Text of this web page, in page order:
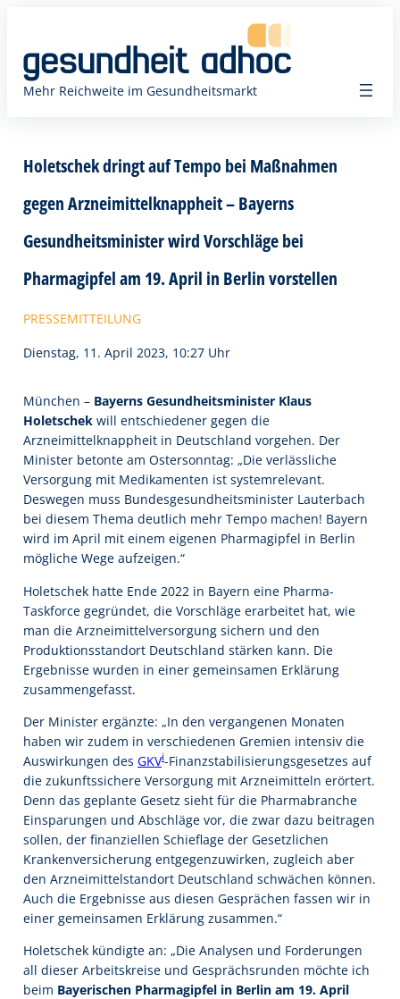
springen
Mehr Reichweite im Gesundheitsmarkt
Holetschek dringt auf Tempo bei Maßnahmen
gegen Arzneimittelknappheit – Bayerns
Gesundheitsminister wird Vorschläge bei
Pharmagipfel am 19. April in Berlin vorstellen
PRESSEMITTEILUNG
Dienstag, 11. April 2023, 10:27 Uhr
München – Bayerns Gesundheitsminister Klaus
Holetschek will entschiedener gegen die
Arzneimittelknappheit in Deutschland vorgehen. Der
Minister betonte am Ostersonntag: „Die verlässliche
Versorgung mit Medikamenten ist systemrelevant.
Deswegen muss Bundesgesundheitsminister Lauterbach
bei diesem Thema deutlich mehr Tempo machen! Bayern
wird im April mit einem eigenen Pharmagipfel in Berlin
mögliche Wege aufzeigen.“
Holetschek hatte Ende 2022 in Bayern eine Pharma-
Taskforce gegründet, die Vorschläge erarbeitet hat, wie
man die Arzneimittelversorgung sichern und den
Produktionsstandort Deutschland stärken kann. Die
Ergebnisse wurden in einer gemeinsamen Erklärung
zusammengefasst.
Der Minister ergänzte: „In den vergangenen Monaten
haben wir zudem in verschiedenen Gremien intensiv die
Auswirkungen des GKVi-Finanzstabilisierungsgesetzes auf
die zukunftssichere Versorgung mit Arzneimitteln erörtert.
Denn das geplante Gesetz sieht für die Pharmabranche
Einsparungen und Abschläge vor, die zwar dazu beitragen
sollen, der finanziellen Schieflage der Gesetzlichen
Krankenversicherung entgegenzuwirken, zugleich aber
den Arzneimittelstandort Deutschland schwächen können.
Auch die Ergebnisse aus diesen Gesprächen fassen wir in
einer gemeinsamen Erklärung zusammen.“
Holetschek kündigte an: „Die Analysen und Forderungen
all dieser Arbeitskreise und Gesprächsrunden möchte ich
beim Bayerischen Pharmagipfel in Berlin am 19. April